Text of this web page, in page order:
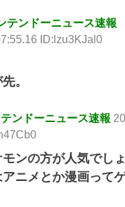
テンドーニュース速報
ID:lzu3KJal0
。
ンドーニュース速報
ンの方が人気でし
ニメとか漫画って